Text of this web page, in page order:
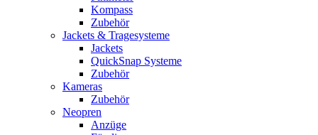
Kompass
Zubehör
Jackets & Tragesysteme
Jackets
QuickSnap Systeme
Zubehör
Kameras
Zubehör
Neopren
Anzüge